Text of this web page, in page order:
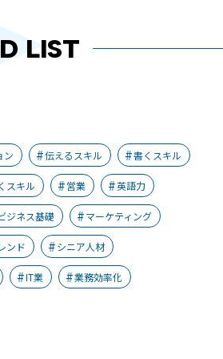
LIST
ン 伝えるスキル 書くスキル
スキル 営業 英語力
ジネス基礎 マーケティング
ンド シニア人材
IT業 業務効率化